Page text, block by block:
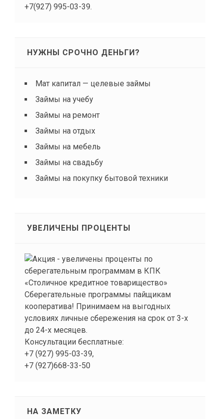
+7(927) 995-03-39.
НУЖНЫ СРОЧНО ДЕНЬГИ?
Мат капитал — целевые займы
Займы на учебу
Займы на ремонт
Займы на отдых
Займы на мебель
Займы на свадьбу
Займы на покупку бытовой техники
УВЕЛИЧЕНЫ ПРОЦЕНТЫ
Сберегательные программы пайщикам
кооператива! Принимаем на выгодных
условиях личные сбережения на срок от 3-х
до 24-х месяцев.
Консультации бесплатные:
+7 (927) 995-03-39,
+7 (927)668-33-50
НА ЗАМЕТКУ